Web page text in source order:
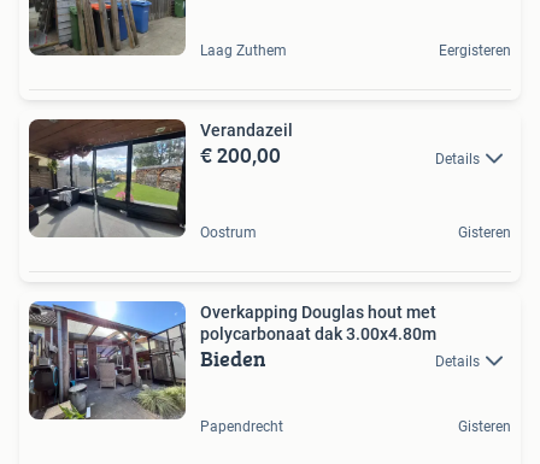
Laag Zuthem Eergisteren
Verandazeil
€ 200,00 Details
Oostrum Gisteren
Overkapping Douglas hout met
polycarbonaat dak 3.00x4.80m
Bieden Details
Papendrecht Gisteren